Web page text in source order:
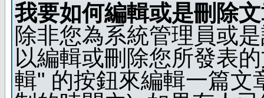
我要如何編輯或是刪除
除非您為系統管理員或
以編輯或刪除您所發表
輯" 的按鈕來編輯一篇文